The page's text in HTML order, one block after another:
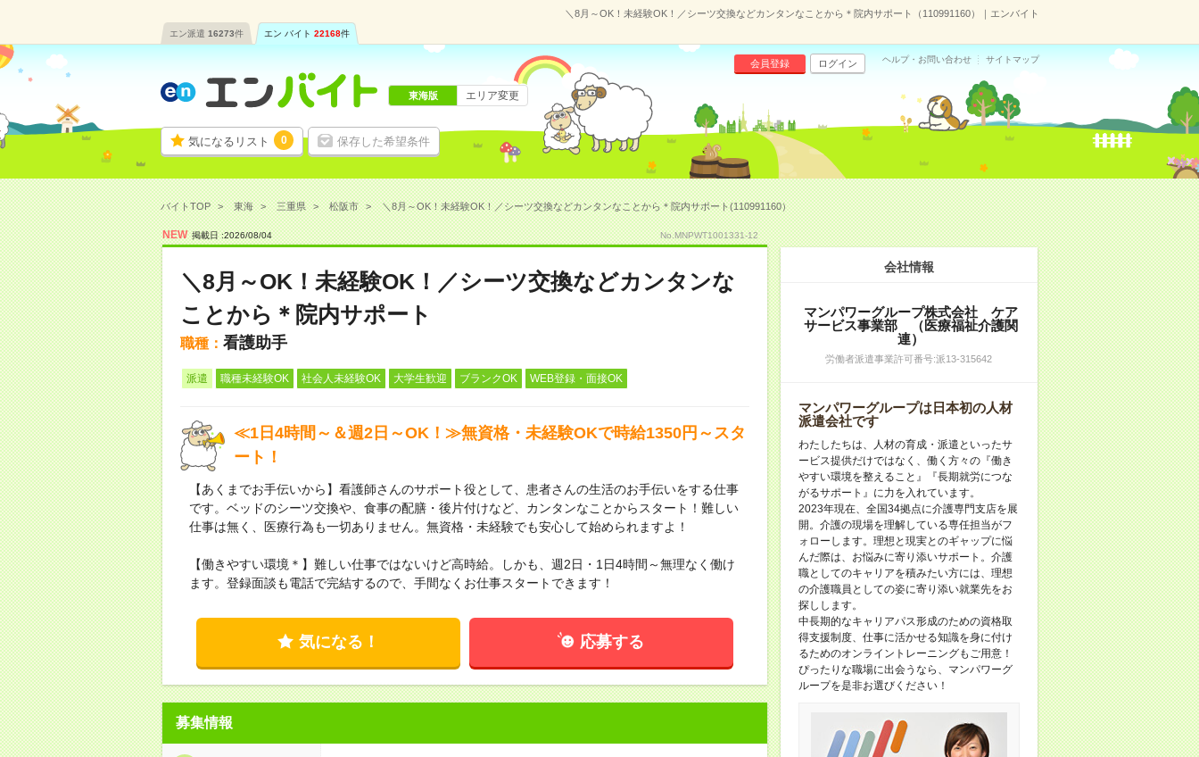
＼8月～OK！未経験OK！／シーツ交換などカンタンなことから＊院内サポート（110991160）｜エンバイト
エン派遣 16273件 エン バイト 22168件
気になるリスト 0 保存した希望条件
会員登録 ログイン ヘルプ・お問い合わせ サイトマップ
東海版 エリア変更
バイトTOP 東海 三重県 松阪市 ＼8月～OK！未経験OK！／シーツ交換などカンタンなことから＊院内サポート(110991160）
NEW 掲載日 :2026/08/04 No.MNPWT1001331-12
＼8月～OK！未経験OK！／シーツ交換などカンタンな
ことから＊院内サポート
職種： 看護助手
派遣 職種未経験OK 社会人未経験OK 大学生歓迎 ブランクOK WEB登録・面接OK
≪1日4時間～＆週2日～OK！≫無資格・未経験OKで時給1350円～スタ
ート！
【あくまでお手伝いから】看護師さんのサポート役として、患者さんの生活のお手伝いをする仕事
です。ベッドのシーツ交換や、食事の配膳・後片付けなど、カンタンなことからスタート！難しい
仕事は無く、医療行為も一切ありません。無資格・未経験でも安心して始められますよ！
【働きやすい環境＊】難しい仕事ではないけど高時給。しかも、週2日・1日4時間～無理なく働け
ます。登録面談も電話で完結するので、手間なくお仕事スタートできます！
気になる！ 応募する
募集情報
会社情報
マンパワーグループ株式会社 ケア
サービス事業部 （医療福祉介護関
連）
労働者派遣事業許可番号:派13-315642
マンパワーグループは日本初の人材
派遣会社です
わたしたちは、人材の育成・派遣といったサ
ービス提供だけではなく、働く方々の『働き
やすい環境を整えること』『長期就労につな
がるサポート』に力を入れています。
2023年現在、全国34拠点に介護専門支店を展
開。介護の現場を理解している専任担当がフ
ォローします。理想と現実とのギャップに悩
んだ際は、お悩みに寄り添いサポート。介護
職としてのキャリアを積みたい方には、理想
の介護職員としての姿に寄り添い就業先をお
探しします。
中長期的なキャリアパス形成のための資格取
得支援制度、仕事に活かせる知識を身に付け
るためのオンライントレーニングもご用意！
ぴったりな職場に出会うなら、マンパワーグ
ループを是非お選びください！